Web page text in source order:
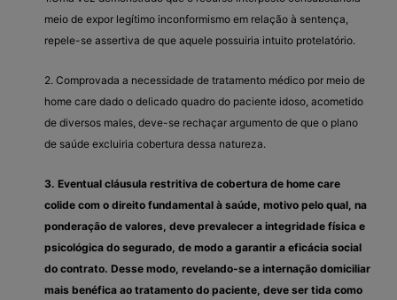
meio de expor legítimo inconformismo em relação à sentença,
repele-se assertiva de que aquele possuiria intuito protelatório.
2. Comprovada a necessidade de tratamento médico por meio de
home care dado o delicado quadro do paciente idoso, acometido
de diversos males, deve-se rechaçar argumento de que o plano
de saúde excluiria cobertura dessa natureza.
3. Eventual cláusula restritiva de cobertura de home care
colide com o direito fundamental à saúde, motivo pelo qual, na
ponderação de valores, deve prevalecer a integridade física e
psicológica do segurado, de modo a garantir a eficácia social
do contrato. Desse modo, revelando-se a internação domiciliar
mais benéfica ao tratamento do paciente, deve ser tida como